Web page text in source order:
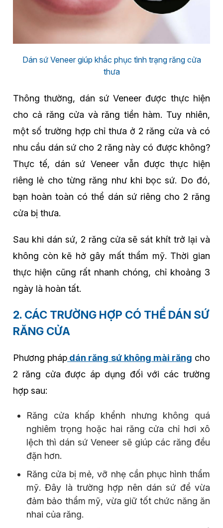
Dán sứ Veneer giúp khắc phục tình trạng răng cửa
thưa
Thông thường, dán sứ Veneer được thực hiện
cho cả răng cửa và răng tiền hàm. Tuy nhiên,
một số trường hợp chỉ thưa ở 2 răng cửa và có
nhu cầu dán sứ cho 2 răng này có được không?
Thực tế, dán sứ Veneer vẫn được thực hiện
riêng lẻ cho từng răng như khi bọc sứ. Do đó,
bạn hoàn toàn có thể dán sứ riêng cho 2 răng
cửa bị thưa.
Sau khi dán sứ, 2 răng cửa sẽ sát khít trở lại và
không còn kẽ hở gây mất thẩm mỹ. Thời gian
thực hiện cũng rất nhanh chóng, chỉ khoảng 3
ngày là hoàn tất.
2. CÁC TRƯỜNG HỢP CÓ THỂ DÁN SỨ
RĂNG CỬA
Phương pháp dán răng sứ không mài răng cho
2 răng cửa được áp dụng đối với các trường
hợp sau:
Răng cửa khấp khểnh nhưng không quá
nghiêm trọng hoặc hai răng cửa chỉ hơi xô
lệch thì dán sứ Veneer sẽ giúp các răng đều
đặn hơn.
Răng cửa bị mẻ, vỡ nhẹ cần phục hình thẩm
mỹ. Đây là trường hợp nên dán sứ để vừa
đảm bảo thẩm mỹ, vừa giữ tốt chức năng ăn
nhai của răng.